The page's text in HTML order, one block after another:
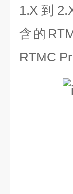
1.X 到
含的
RTMC